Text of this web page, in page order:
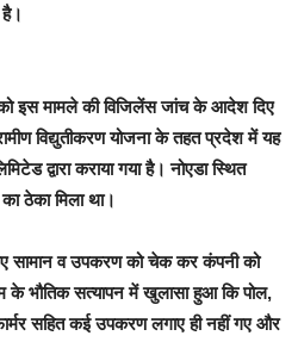
इस मामले की विजिलेंस जांच के आदेश दिए
विद्युतीकरण योजना के तहत प्रदेश में यह
द्वारा कराया गया है। नोएडा स्थित
ठेका मिला था।
सामान व उपकरण को चेक कर कंपनी को
के भौतिक सत्यापन में खुलासा हुआ कि पोल,
सहित कई उपकरण लगाए ही नहीं गए और